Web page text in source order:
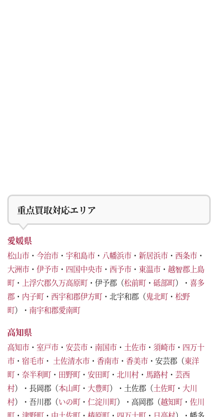
重点買取対応エリア
愛媛県
松山市 ・ 今治市 ・ 宇和島市 ・ 八幡浜市 ・ 新居浜市 ・ 西条市 ・
大洲市 ・ 伊予市 ・ 四国中央市 ・ 西予市 ・ 東温市 ・ 越智郡上島
町 ・ 上浮穴郡久万高原町 ・伊予郡（松前町 ・ 砥部町）・ 喜多
郡 ・ 内子町 ・ 西宇和郡伊方町 ・北宇和郡（鬼北町 ・ 松野
町）・ 南宇和郡愛南町
高知県
高知市 ・ 室戸市 ・ 安芸市 ・ 南国市 ・ 土佐市 ・ 須崎市 ・ 四万十
市 ・ 宿毛市 ・ 土佐清水市 ・ 香南市 ・ 香美市 ・安芸郡（東洋
町 ・ 奈半利町 ・ 田野町 ・ 安田町 ・ 北川村 ・ 馬路村 ・ 芸西
村）・長岡郡（本山町 ・ 大豊町）・土佐郡（土佐町 ・ 大川
村）・吾川郡（いの町 ・ 仁淀川町）・高岡郡（越知町 ・ 佐川